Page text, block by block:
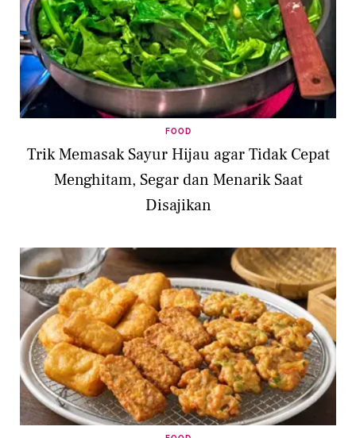
FOOD
Trik Memasak Sayur Hijau agar Tidak Cepat
Menghitam, Segar dan Menarik Saat
Disajikan